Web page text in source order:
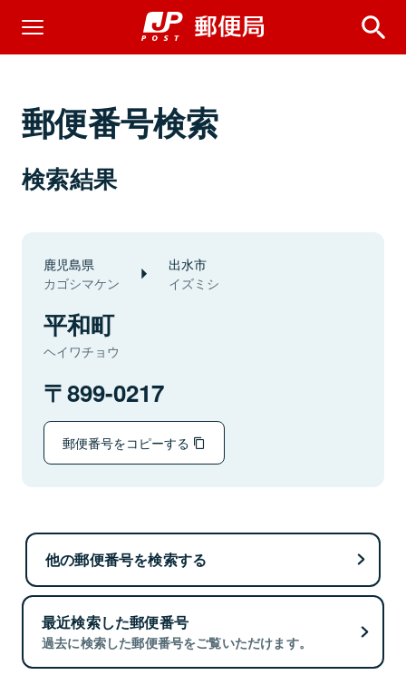
郵便番号検索
検索結果
鹿児島県
カゴシマケン
出水市
イズミシ
平和町
ヘイワチョウ
899-0217
郵便番号をコピーする
他の郵便番号を検索する
最近検索した郵便番号
過去に検索した郵便番号をご覧いただけます。